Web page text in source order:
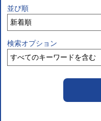
並び順
検索オプション